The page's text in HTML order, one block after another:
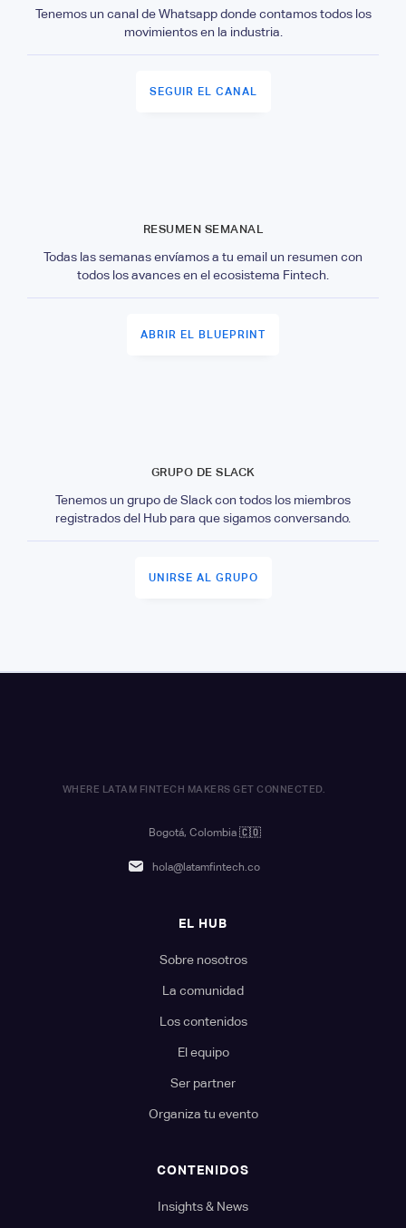
Tenemos un canal de Whatsapp donde contamos todos los
movimientos en la industria.
SEGUIR EL CANAL
RESUMEN SEMANAL
Todas las semanas envíamos a tu email un resumen con
todos los avances en el ecosistema Fintech.
ABRIR EL BLUEPRINT
GRUPO DE SLACK
Tenemos un grupo de Slack con todos los miembros
registrados del Hub para que sigamos conversando.
UNIRSE AL GRUPO
WHERE LATAM FINTECH MAKERS GET CONNECTED.
Bogotá, Colombia 🇨🇴
hola@latamfintech.co
EL HUB
Sobre nosotros
La comunidad
Los contenidos
El equipo
Ser partner
Organiza tu evento
CONTENIDOS
Insights & News